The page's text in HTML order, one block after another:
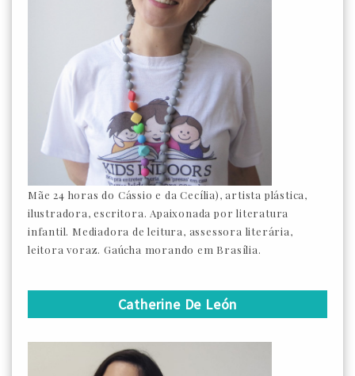
Mãe 24 horas do Cássio e da Cecília), artista plástica,
ilustradora, escritora. Apaixonada por literatura
infantil. Mediadora de leitura, assessora literária,
leitora voraz. Gaúcha morando em Brasília.
Catherine De León